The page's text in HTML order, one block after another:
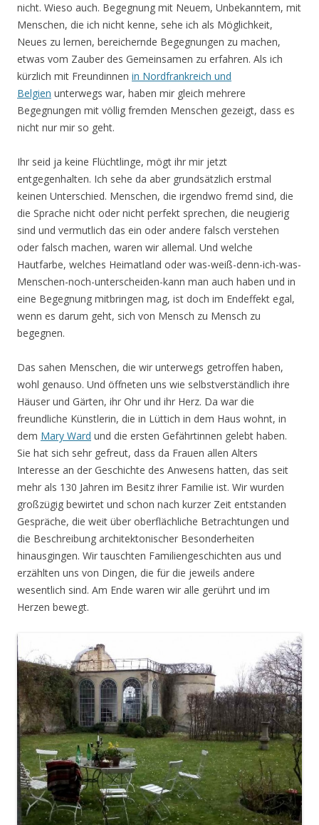
nicht. Wieso auch. Begegnung mit Neuem, Unbekanntem, mit
Menschen, die ich nicht kenne, sehe ich als Möglichkeit,
Neues zu lernen, bereichernde Begegnungen zu machen,
etwas vom Zauber des Gemeinsamen zu erfahren. Als ich
kürzlich mit Freundinnen in Nordfrankreich und
Belgien unterwegs war, haben mir gleich mehrere
Begegnungen mit völlig fremden Menschen gezeigt, dass es
nicht nur mir so geht.
Ihr seid ja keine Flüchtlinge, mögt ihr mir jetzt
entgegenhalten. Ich sehe da aber grundsätzlich erstmal
keinen Unterschied. Menschen, die irgendwo fremd sind, die
die Sprache nicht oder nicht perfekt sprechen, die neugierig
sind und vermutlich das ein oder andere falsch verstehen
oder falsch machen, waren wir allemal. Und welche
Hautfarbe, welches Heimatland oder was-weiß-denn-ich-was-
Menschen-noch-unterscheiden-kann man auch haben und in
eine Begegnung mitbringen mag, ist doch im Endeffekt egal,
wenn es darum geht, sich von Mensch zu Mensch zu
begegnen.
Das sahen Menschen, die wir unterwegs getroffen haben,
wohl genauso. Und öffneten uns wie selbstverständlich ihre
Häuser und Gärten, ihr Ohr und ihr Herz. Da war die
freundliche Künstlerin, die in Lüttich in dem Haus wohnt, in
dem Mary Ward und die ersten Gefährtinnen gelebt haben.
Sie hat sich sehr gefreut, dass da Frauen allen Alters
Interesse an der Geschichte des Anwesens hatten, das seit
mehr als 130 Jahren im Besitz ihrer Familie ist. Wir wurden
großzügig bewirtet und schon nach kurzer Zeit entstanden
Gespräche, die weit über oberflächliche Betrachtungen und
die Beschreibung architektonischer Besonderheiten
hinausgingen. Wir tauschten Familiengeschichten aus und
erzählten uns von Dingen, die für die jeweils andere
wesentlich sind. Am Ende waren wir alle gerührt und im
Herzen bewegt.